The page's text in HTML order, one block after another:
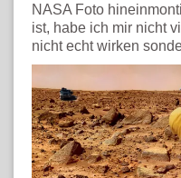
NASA Foto
ist, habe ich mir nicht
nicht echt wirken